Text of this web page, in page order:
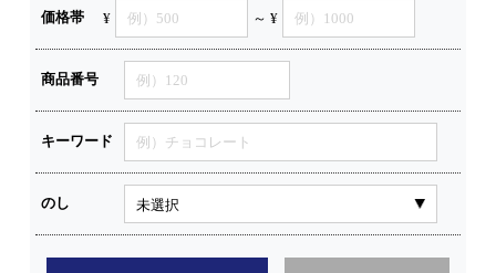
価格帯 ¥ ～ ¥
商品番号
キーワード
のし